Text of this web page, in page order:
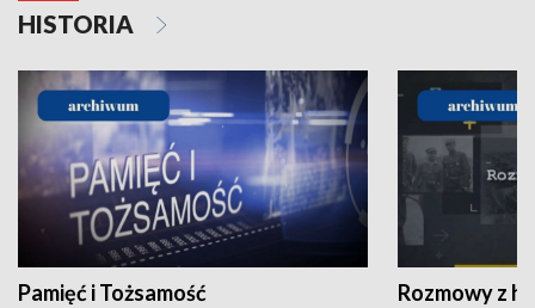
HISTORIA
Pamięć i Tożsamość Rozmowy z